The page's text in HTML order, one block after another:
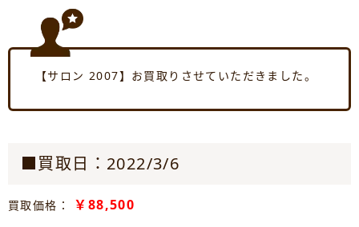
【サロン 2007】お買取りさせていただきました。
■買取日：2022/3/6
買取価格： ￥88,500